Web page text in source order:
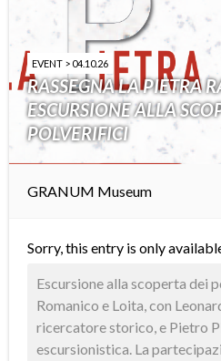
EVENT > 04.10.26
RASSEGNA LA PIETRA
ESCURSIONE ALLA
POLVERIFICI
GRANUM Museum
Sorry, this entry is only
Escursione alla scoperta dei
Romanico e Loita, con
ricercatore storico, e Pietro
escursionistica. La